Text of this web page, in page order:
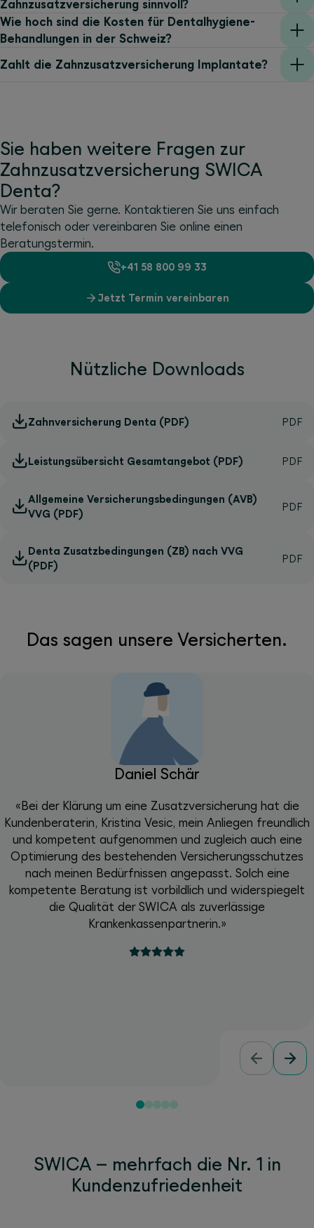
Zahnzusatzversicherung sinnvoll?
Wie hoch sind die Kosten für Dentalhygiene-
Behandlungen in der Schweiz?
Zahlt die Zahnzusatzversicherung Implantate?
Sie haben weitere Fragen zur
Zahnzusatzversicherung SWICA
Denta?
Wir beraten Sie gerne. Kontaktieren Sie uns einfach
telefonisch oder vereinbaren Sie online einen
Beratungstermin.
+41 58 800 99 33
Jetzt Termin vereinbaren
Nützliche Downloads
Zahnversicherung Denta (PDF)
Leistungsübersicht Gesamtangebot (PDF)
Allgemeine Versicherungsbedingungen (AVB)
VVG (PDF)
Denta Zusatzbedingungen (ZB) nach VVG
(PDF)
Das sagen unsere Versicherten.
Daniel Schär
«Bei der Klärung um eine Zusatzversicherung hat die
Kundenberaterin, Kristina Vesic, mein Anliegen freundlich
und kompetent aufgenommen und zugleich auch eine
Optimierung des bestehenden Versicherungsschutzes
nach meinen Bedürfnissen angepasst. Solch eine
kompetente Beratung ist vorbildlich und widerspiegelt
die Qualität der SWICA als zuverlässige
Krankenkassenpartnerin.»
SWICA – mehrfach die Nr. 1 in
Kundenzufriedenheit